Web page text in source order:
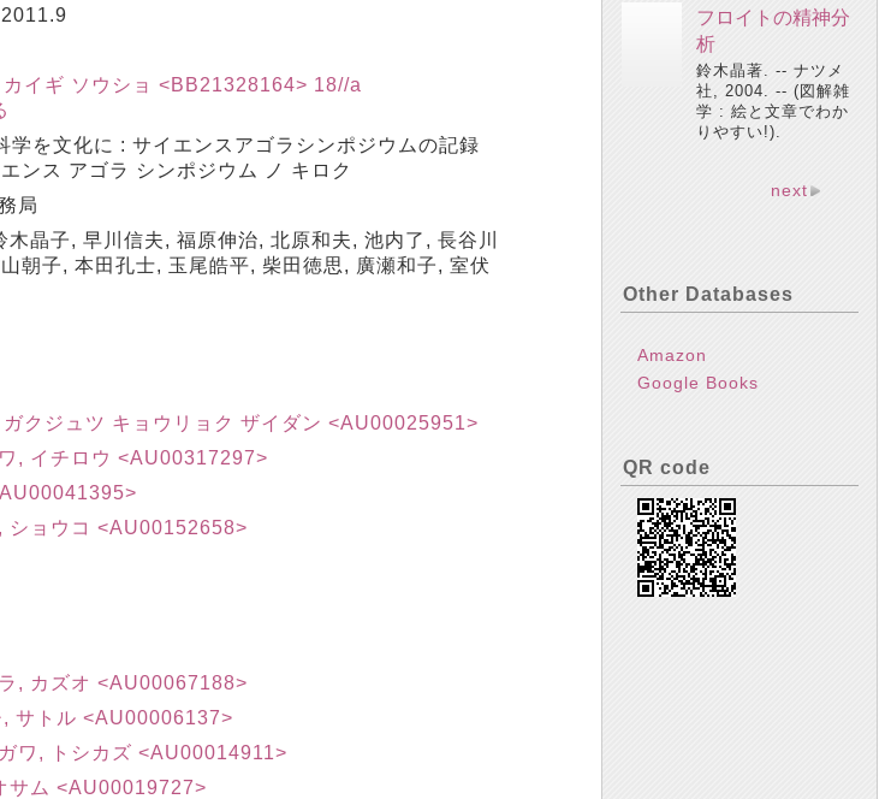
イギ ソウショ <BB21328164> 18//a
学を文化に : サイエンスアゴラシンポジウムの記録
ンス アゴラ シンポジウム ノ キロク
局
晶子, 早川信夫, 福原伸治, 北原和夫, 池内了, 長谷川
朝子, 本田孔士, 玉尾皓平, 柴田徳思, 廣瀬和子, 室伏
クジュツ キョウリョク ザイダン <AU00025951>
, イチロウ <AU00317297>
ショウコ <AU00152658>
, カズオ <AU00067188>
サトル <AU00006137>
ワ, トシカズ <AU00014911>
サム <AU00019727>
フロイトの精神分
析
鈴木晶著. -- ナツメ
社, 2004. -- (図解雑
学 : 絵と文章でわか
りやすい!).
next
Other Databases
Amazon
Google Books
QR code